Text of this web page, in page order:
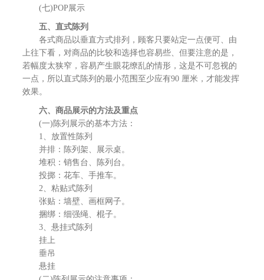
(七)POP展示
五、直式陈列
各式商品以垂直方式排列，顾客只要站定一点便可、由
上往下看，对商品的比较和选择也容易些、但要注意的是，
若幅度太狭窄，容易产生眼花缭乱的情形，这是不可忽视的
一点，所以直式陈列的最小范围至少应有90 厘米，才能发挥
效果。
六、商品展示的方法及重点
(一)陈列展示的基本方法：
1、放置性陈列
并排：陈列架、展示桌。
堆积：销售台、陈列台。
投掷：花车、手推车。
2、粘贴式陈列
张贴：墙壁、画框网子。
捆绑：细强绳、棍子。
3、悬挂式陈列
挂上
垂吊
悬挂